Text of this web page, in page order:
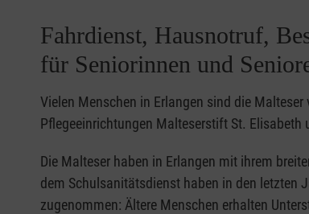
Fahrdienst, Hausnotruf,
für Seniorinnen und
Vielen Menschen in Erlangen sind die
Pflegeeinrichtungen Malteserstift St.
Die Malteser haben in Erlangen mit ihrem
dem Schulsanitätsdienst haben in den letzten
zugenommen: Ältere Menschen erhalten